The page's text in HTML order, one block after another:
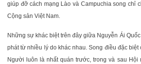
giúp đỡ cách mạng Lào và Campuchia song chỉ
Cộng sản Việt Nam.
Những sự khác biệt trên đây giữa Nguyễn Ái
phát từ nhiều lý do khác nhau. Song điều đặc
Người luôn là nhất quán trước, trong và sau Hội